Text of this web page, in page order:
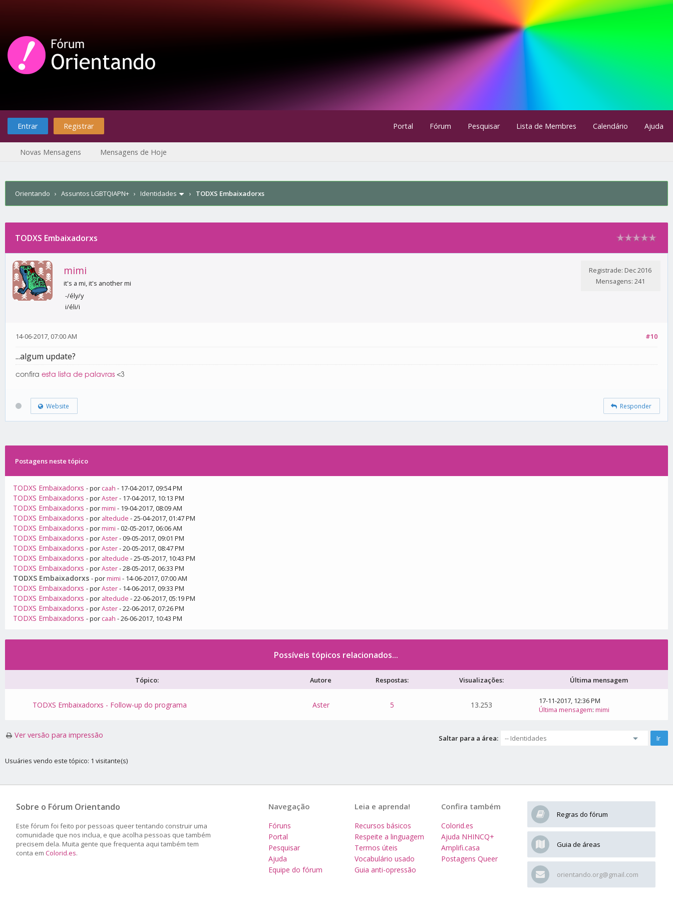
Entrar Registrar Portal Fórum Pesquisar Lista de Membres Calendário Ajuda
Novas Mensagens Mensagens de Hoje
Orientando › Assuntos LGBTQIAPN+ › Identidades › TODXS Embaixadorxs
TODXS Embaixadorxs
mimi
it's a mi, it's another mi
-/ély/y
i/éli/i
Registrade: Dec 2016
Mensagens: 241
#10
14-06-2017, 07:00 AM
...algum update?
confira esta lista de palavras <3
Website Responder
Postagens neste tópico
TODXS Embaixadorxs - por caah - 17-04-2017, 09:54 PM
TODXS Embaixadorxs - porAster- 17-04-2017, 10:13 PM
TODXS Embaixadorxs - pormimi - 19-04-2017, 08:09 AM
TODXS Embaixadorxs - por altedude - 25-04-2017, 01:47 PM
TODXS Embaixadorxs - pormimi - 02-05-2017, 06:06 AM
TODXS Embaixadorxs - porAster- 09-05-2017, 09:01 PM
TODXS Embaixadorxs - porAster- 20-05-2017, 08:47 PM
TODXS Embaixadorxs - por altedude - 25-05-2017, 10:43 PM
TODXS Embaixadorxs - porAster- 28-05-2017, 06:33 PM
TODXS Embaixadorxs - pormimi - 14-06-2017, 07:00 AM
TODXS Embaixadorxs - porAster- 14-06-2017, 09:33 PM
TODXS Embaixadorxs - por altedude - 22-06-2017, 05:19 PM
TODXS Embaixadorxs - porAster- 22-06-2017, 07:26 PM
TODXS Embaixadorxs - por caah - 26-06-2017, 10:43 PM
Possíveis tópicos relacionados...
Tópico: Autore Respostas: Visualizações: Última mensagem
TODXS Embaixadorxs - Follow-up do programa Aster 5 13.253
17-11-2017, 12:36 PM
Última mensagem:mimi
Ver versão para impressão Saltar para a área:
Usuáries vendo este tópico: 1 visitante(s)
Sobre o Fórum Orientando
Este fórum foi feito por pessoas queer tentando construir uma
comunidade que nos inclua, e que acolha pessoas que também
precisem dela. Muita gente que frequenta aqui também tem
conta em Colorid.es.
Regras do fórum
Guia de áreas
orientando.org@gmail.com
Confira também
Colorid.es
Ajuda NHINCQ+
Amplifi.casa
Postagens Queer
Leia e aprenda!
Recursos básicos
Respeite a linguagem
Termos úteis
Vocabulário usado
Guia anti-opressão
Navegação
Fóruns
Portal
Pesquisar
Ajuda
Equipe do fórum